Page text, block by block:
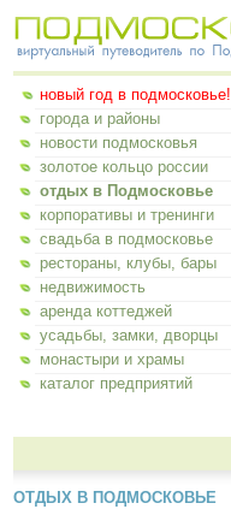
новый год в подмосковье!
города и районы
новости подмосковья
золотое кольцо россии
отдых в Подмосковье
корпоративы и тренинги
свадьба в подмосковье
рестораны, клубы, бары
недвижимость
аренда коттеджей
усадьбы, замки, дворцы
монастыри и храмы
каталог предприятий
ОТДЫХ В ПОДМОСКОВЬЕ